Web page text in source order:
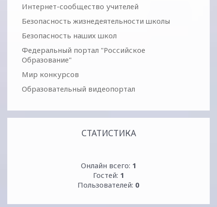
Интернет-сообщество учителей
Безопасность жизнедеятельности школы
Безопасность наших школ
Федеральный портал "Российское
Образование"
Мир конкурсов
Образовательный видеопортал
СТАТИСТИКА
Онлайн всего: 1
Гостей: 1
Пользователей: 0